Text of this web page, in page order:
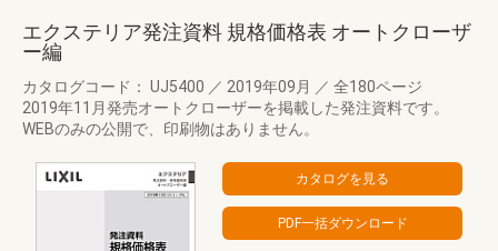
エクステリア発注資料 規格価格表 オートクローザ
ー編
カタログコード： UJ5400 ／ 2019年09月 ／ 全180ページ
2019年11月発売オートクローザーを掲載した発注資料です。
WEBのみの公開で、印刷物はありません。